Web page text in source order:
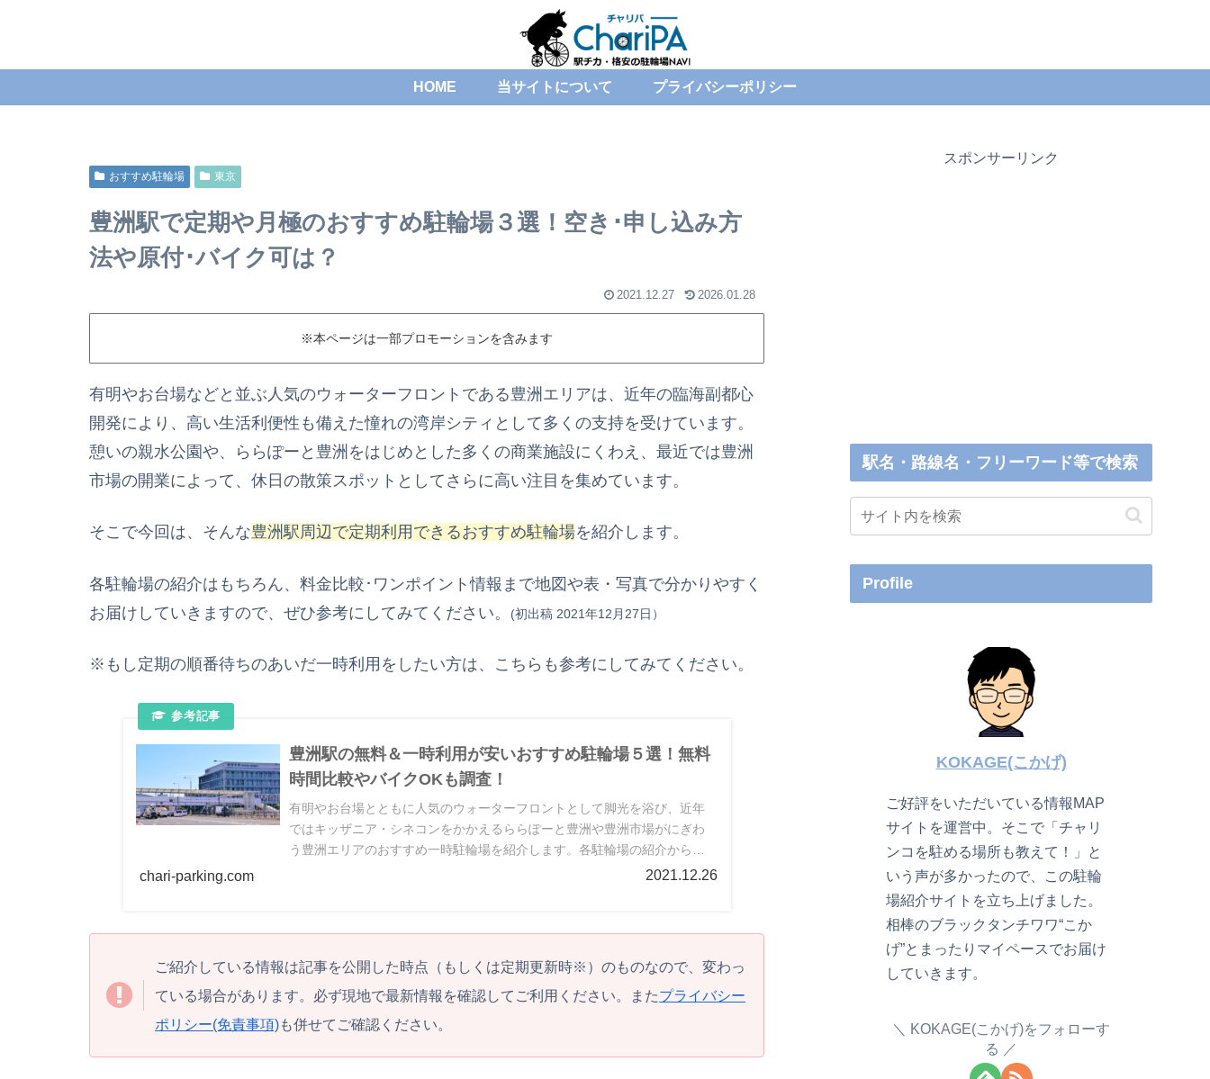
HOME 当サイトについて プライバシーポリシー
おすすめ駐輪場 東京
豊洲駅で定期や月極のおすすめ駐輪場３選！空き･申し込み方
法や原付･バイク可は？
2021.12.27 2026.01.28
※本ページは一部プロモーションを含みます
有明やお台場などと並ぶ人気のウォーターフロントである豊洲エリアは、近年の臨海副都心
開発により、高い生活利便性も備えた憧れの湾岸シティとして多くの支持を受けています。
憩いの親水公園や、ららぽーと豊洲をはじめとした多くの商業施設にくわえ、最近では豊洲
市場の開業によって、休日の散策スポットとしてさらに高い注目を集めています。
そこで今回は、そんな豊洲駅周辺で定期利用できるおすすめ駐輪場を紹介します。
各駐輪場の紹介はもちろん、料金比較･ワンポイント情報まで地図や表・写真で分かりやすく
お届けしていきますので、ぜひ参考にしてみてください。
(初出稿 2021年12月27日）
※もし定期の順番待ちのあいだ一時利用をしたい方は、こちらも参考にしてみてください。
豊洲駅の無料＆一時利用が安いおすすめ駐輪場５選！無料
時間比較やバイクOKも調査！
有明やお台場とともに人気のウォーターフロントとして脚光を浴び、近年
ではキッザニア・シネコンをかかえるららぽーと豊洲や豊洲市場がにぎわ
う豊洲エリアのおすすめ一時駐輪場を紹介します。各駐輪場の紹介から料
金比較･ワンポイント情報まで地図や表・写真で分かりやすくお届けしてい
chari-parking.com 2021.12.26
ご紹介している情報は記事を公開した時点（もしくは定期更新時※）のものなので、変わっ
ている場合があります。必ず現地で最新情報を確認してご利用ください。またプライバシー
ポリシー(免責事項)も併せてご確認ください。
スポンサーリンク
駅名・路線名・フリーワード等で検索
Profile
KOKAGE(こかげ)
ご好評をいただいている情報MAP
サイトを運営中。そこで「チャリ
ンコを駐める場所も教えて！」と
いう声が多かったので、この駐輪
場紹介サイトを立ち上げました。
相棒のブラックタンチワワ“こか
げ”とまったりマイペースでお届け
していきます。
KOKAGE(こかげ)をフォローす
る